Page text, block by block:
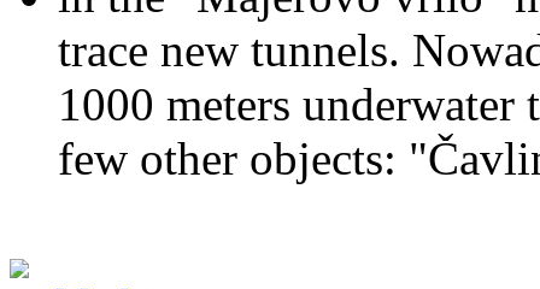
trace new tunnels.
1000 meters
few other objects: